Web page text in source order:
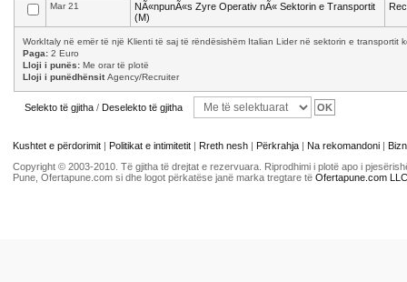
Mar 21
NÃ«npunÃ«s Zyre Operativ nÃ« Sektorin e Transportit
(M)
WorkItaly në emër të një Klienti të saj të rëndësishëm Italian Lider në sektorin e transportit
Paga: 2 Euro
Lloji i punës: Me orar të plotë
Lloji i punëdhënsitAgency/Recruiter
Selekto të gjitha / Deselekto të gjitha
Kushtet e përdorimit | Politikat e intimitetit | Rreth nesh | Përkrahja | Na rekomandoni |
Copyright © 2003-2010. Të gjitha të drejtat e rezervuara. Riprodhimi i plotë apo i
Pune, Ofertapune.com si dhe logot përkatëse janë marka tregtare të Ofertapune.com LLC